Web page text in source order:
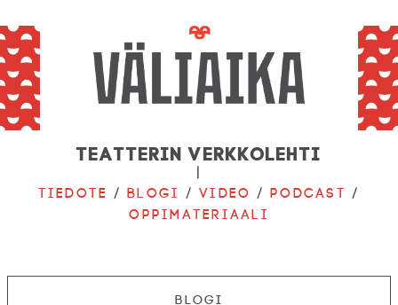
Teatterin verkkolehti
|
Tiedote /Blogi /Video /Podcast /
Oppimateriaali
Blogi